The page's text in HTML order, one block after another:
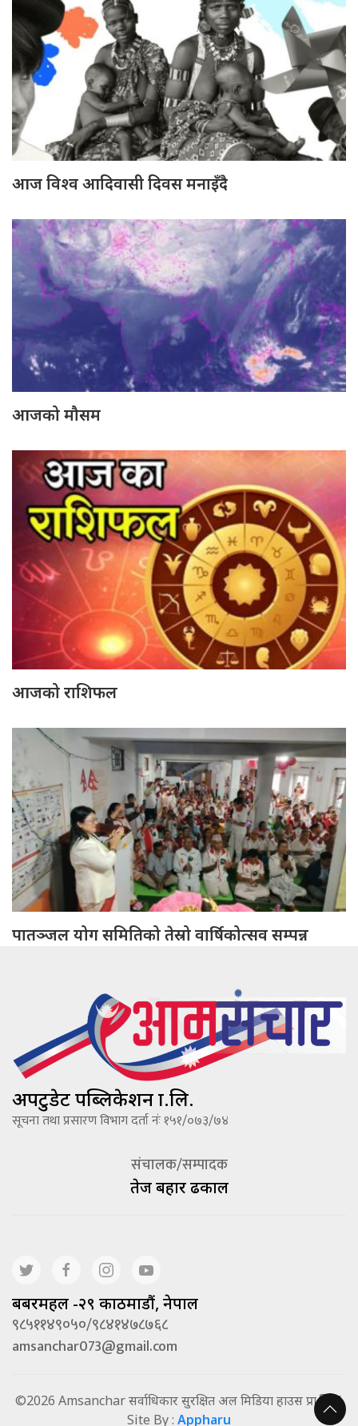
आज विश्व आदिवासी दिवस मनाइँदै
आजको मौसम
आजको राशिफल
पातञ्जल योग समितिको तेस्रो वार्षिकोत्सव सम्पन्न
अपटुडेट पब्लिकेशन प्रा.लि.
सूचना तथा प्रसारण विभाग दर्ता नंः १५१/०७३/७४
संचालक/सम्पादक
तेज बहादूर ढकाल
बबरमहल -२९ काठमाडौं, नेपाल
९८५११४९०५०/९८४१४७८७६८
amsanchar073@gmail.com
©2026 Amsanchar सर्वाधिकार सुरक्षित अल मिडिया हाउस प्रा.लि. |
Site By : Appharu